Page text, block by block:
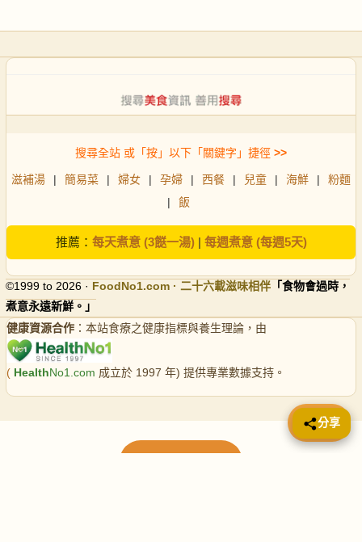
搜尋全站 或「按」以下「關鍵字」捷徑 >>
滋補湯 | 簡易菜 | 婦女 | 孕婦 | 西餐 | 兒童 | 海鮮 |
粉麵
|
飯
推薦： 每天煮意 (3餸一湯)| 每週煮意 (每週5天)
©1999 to 2026 · FoodNo1.com · 二十六載滋味相伴 「食物會過時，
煮意永遠新鮮。」
健康資源合作 ：本站食療之健康指標與養生理論，由
( HealthNo1.com 成立於 1997 年) 提供專業數據支持。
📤 分享
分享